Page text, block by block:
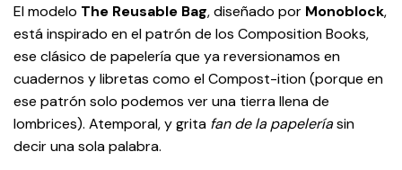
El modelo The Reusable Bag, diseñado por Monoblock,
está inspirado en el patrón de los Composition Books,
ese clásico de papelería que ya reversionamos en
cuadernos y libretas como el Compost-ition (porque en
ese patrón solo podemos ver una tierra llena de
lombrices). Atemporal, y grita fan de la papeleríasin
decir una sola palabra.